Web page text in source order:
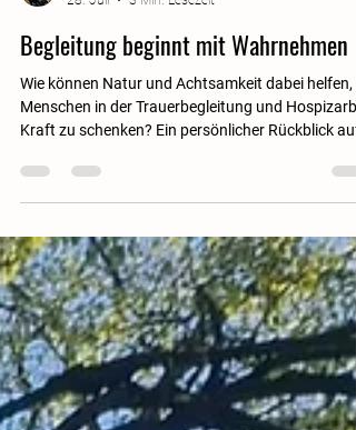
Sabine Nickel
28. Juli
3 Min. Lesezeit
Begleitung beginnt mit Wahrnehmen
Wie können Natur und Achtsamkeit dabei helfen,
Menschen in der Trauerbegleitung und
meinen Seminartag bei den Begegnungstagen in
Sulzbürg – mit Impulsen zu Natur-Resilienz,
Ressourcen und der Frage, wie Begleitung
kann.